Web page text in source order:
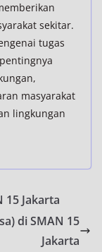
sekitar.
tugas
masyarakat
lingkungan
15 Jakarta
di SMAN 15
Jakarta